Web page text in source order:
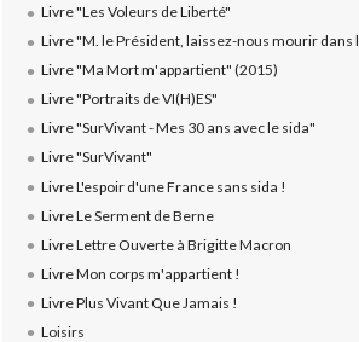
Livre "Les Voleurs de Liberté"
Livre "M. le Président, laissez-nous mourir dans l
Livre "Ma Mort m'appartient" (2015)
Livre "Portraits de VI(H)ES"
Livre "SurVivant - Mes 30 ans avec le sida"
Livre "SurVivant"
Livre L'espoir d'une France sans sida !
Livre Le Serment de Berne
Livre Lettre Ouverte à Brigitte Macron
Livre Mon corps m'appartient !
Livre Plus Vivant Que Jamais !
Loisirs